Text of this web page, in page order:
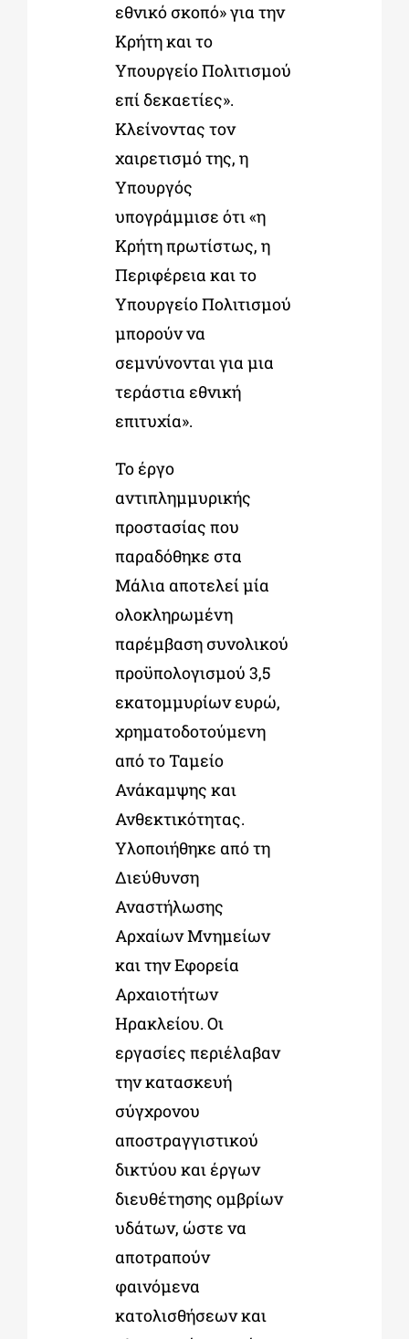
εθνικό σκοπό» για την
Κρήτη και το
Υπουργείο Πολιτισμού
επί δεκαετίες».
Κλείνοντας τον
χαιρετισμό της, η
Υπουργός
υπογράμμισε ότι «η
Κρήτη πρωτίστως, η
Περιφέρεια και το
Υπουργείο Πολιτισμού
μπορούν να
σεμνύνονται για μια
τεράστια εθνική
επιτυχία».
Το έργο
αντιπλημμυρικής
προστασίας που
παραδόθηκε στα
Μάλια αποτελεί μία
ολοκληρωμένη
παρέμβαση συνολικού
προϋπολογισμού 3,5
εκατομμυρίων ευρώ,
χρηματοδοτούμενη
από το Ταμείο
Ανάκαμψης και
Ανθεκτικότητας.
Υλοποιήθηκε από τη
Διεύθυνση
Αναστήλωσης
Αρχαίων Μνημείων
και την Εφορεία
Αρχαιοτήτων
Ηρακλείου. Οι
εργασίες περιέλαβαν
την κατασκευή
σύγχρονου
αποστραγγιστικού
δικτύου και έργων
διευθέτησης ομβρίων
υδάτων, ώστε να
αποτραπούν
φαινόμενα
κατολισθήσεων και